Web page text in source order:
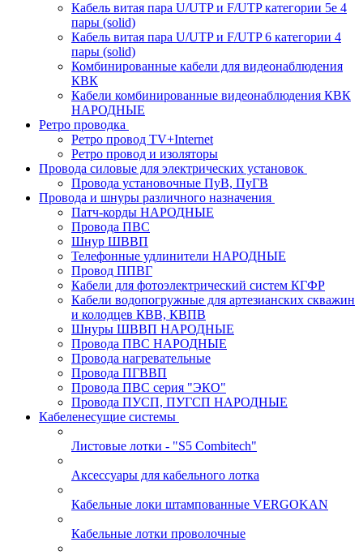
Кабель витая пара U/UTP и F/UTP категории 5e 4
пары (solid)
Кабель витая пара U/UTP и F/UTP 6 категории 4
пары (solid)
Комбинированные кабели для видеонаблюдения
КВК
Кабели комбинированные видеонаблюдения КВК
НАРОДНЫЕ
Ретро проводка
Ретро провод TV+Internet
Ретро провод и изоляторы
Провода силовые для электрических установок
Провода установочные ПуВ, ПуГВ
Провода и шнуры различного назначения
Патч-корды НАРОДНЫЕ
Провода ПВС
Шнур ШВВП
Телефонные удлинители НАРОДНЫЕ
Провод ППВГ
Кабели для фотоэлектрический систем КГФР
Кабели водопогружные для артезианских скважин
и колодцев КВВ, КВПВ
Шнуры ШВВП НАРОДНЫЕ
Провода ПВС НАРОДНЫЕ
Провода нагревательные
Провода ПГВВП
Провода ПВС серия "ЭКО"
Провода ПУСП, ПУГСП НАРОДНЫЕ
Кабеленесущие системы
Листовые лотки - "S5 Combitech"
Аксессуары для кабельного лотка
Кабельные локи штампованные VERGOKAN
Кабельные лотки проволочные